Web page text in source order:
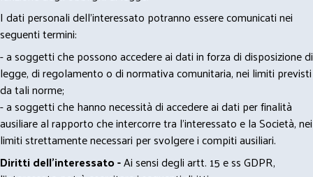
I dati personali dell’interessato potranno essere comunicati nei
seguenti termini:
- a soggetti che possono accedere ai dati in forza di disposizione di
legge, di regolamento o di normativa comunitaria, nei limiti previsti
da tali norme;
- a soggetti che hanno necessità di accedere ai dati per finalità
ausiliare al rapporto che intercorre tra l’interessato e la Società, nei
limiti strettamente necessari per svolgere i compiti ausiliari.
Diritti dell’interessato -Ai sensi degli artt. 15 e ss GDPR,